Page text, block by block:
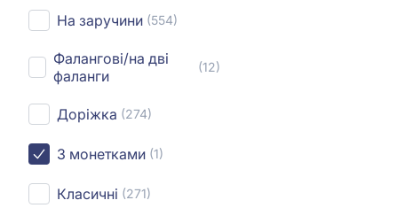
На заручини (554)
Фалангові/на дві
фаланги
(12)
Доріжка (274)
З монетками (1)
Класичні (271)